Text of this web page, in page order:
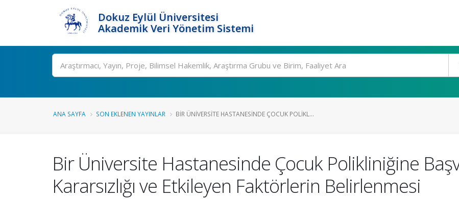
Dokuz Eylül Üniversitesi
Akademik Veri Yönetim Sistemi
Ara
ANA SAYFA SON EKLENEN YAYINLAR BIR ÜNIVERSITE HASTANESINDE ÇOCUK POLIKL...
Bir Üniversite Hastanesinde Çocuk Polikliniğine
Kararsızlığı ve Etkileyen Faktörlerin Belirlenmesi